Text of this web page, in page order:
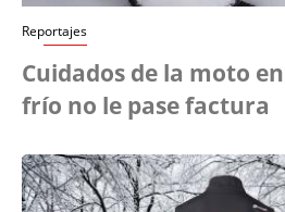
Reportajes
Cuidados de la moto
frío no le pase factura